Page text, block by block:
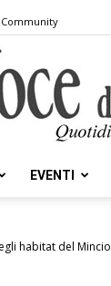
Community
EVENTI
habitat del Mincio